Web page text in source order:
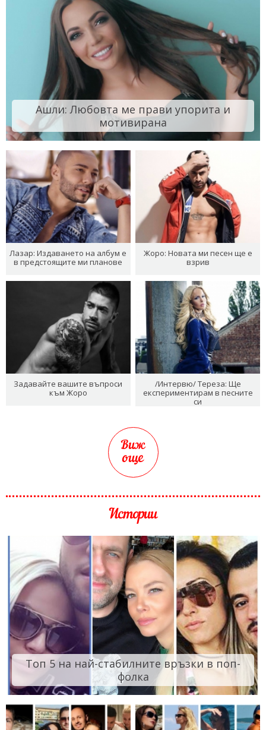
Ашли: Любовта ме прави упорита и
мотивирана
Лазар: Издаването на албум е
в предстоящите ми планове
Жоро: Новата ми песен ще е
взрив
Задавайте вашите въпроси
към Жоро
/Интервю/ Тереза: Ще
експериментирам в песните
си
Виж
още
Истории
Топ 5 на най-стабилните връзки в поп-
фолка